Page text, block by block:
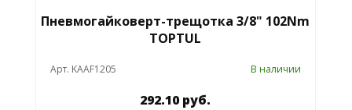
Пневмогайковерт-трещотка 3/8" 102Nm
TOPTUL
Арт. KAAF1205 В наличии
292.10 руб.